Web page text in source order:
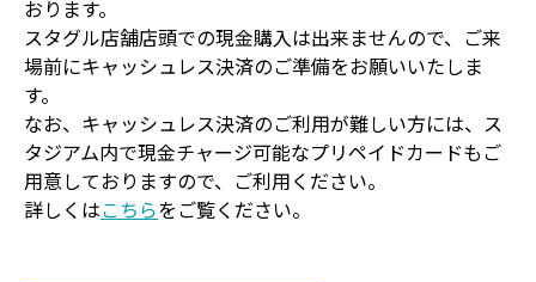
おります。
スタグル店舗店頭での現金購入は出来ませんので、ご来
場前にキャッシュレス決済のご準備をお願いいたしま
す。
なお、キャッシュレス決済のご利用が難しい方には、ス
タジアム内で現金チャージ可能なプリペイドカードもご
用意しておりますので、ご利用ください。
詳しくはこちらをご覧ください。